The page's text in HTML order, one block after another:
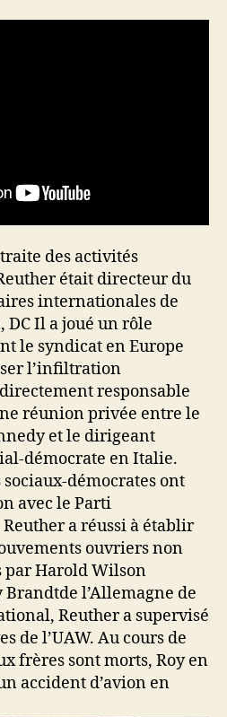
des activités
était directeur du
internationales de
DC Il a joué un rôle
le syndicat en Europe
l’infiltration
responsable
réunion privée entre le
et le dirigeant
démocrate en Italie.
démocrates ont
avec le Parti
Reuther a réussi à établir
ouvriers non
parHarold Wilson
Brandtde l’Allemagne de
Reuther a supervisé
de l’UAW. Au cours de
frères sont morts, Roy en
accident d’avion en